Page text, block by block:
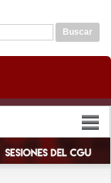
de búsqueda